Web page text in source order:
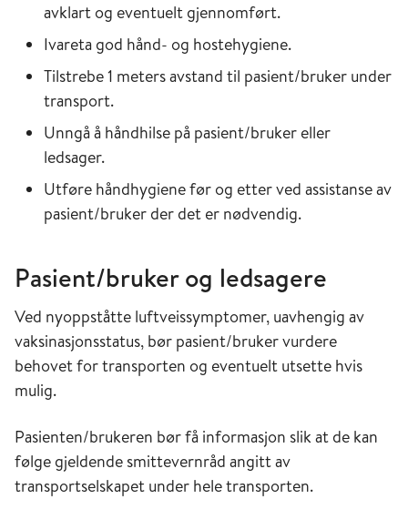
avklart og eventuelt gjennomført.
Ivareta god hånd- og hostehygiene.
Tilstrebe 1 meters avstand til pasient/bruker under
transport.
Unngå å håndhilse på pasient/bruker eller
ledsager.
Utføre håndhygiene før og etter ved assistanse av
pasient/bruker der det er nødvendig.
Pasient/bruker og ledsagere
Ved nyoppståtte luftveissymptomer, uavhengig av
vaksinasjonsstatus, bør pasient/bruker vurdere
behovet for transporten og eventuelt utsette hvis
mulig.
Pasienten/brukeren bør få informasjon slik at de kan
følge gjeldende smittevernråd angitt av
transportselskapet under hele transporten.